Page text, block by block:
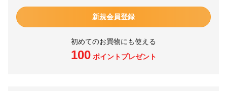
新規会員登録
初めてのお買物にも使える
100ポイントプレゼント